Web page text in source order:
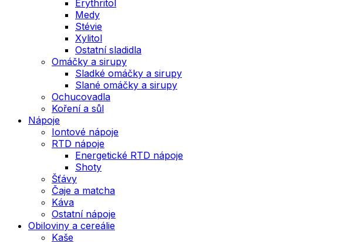
Erythritol
Medy
Stévie
Xylitol
Ostatní sladidla
Omáčky a sirupy
Sladké omáčky a sirupy
Slané omáčky a sirupy
Ochucovadla
Koření a sůl
Nápoje
Iontové nápoje
RTD nápoje
Energetické RTD nápoje
Shoty
Šťávy
Čaje a matcha
Káva
Ostatní nápoje
Obiloviny a cereálie
Kaše